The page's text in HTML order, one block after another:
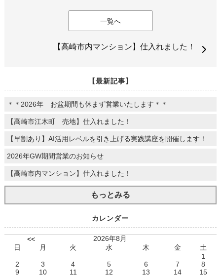
一覧へ
【高崎市内マンション】仕入れました！
【最新記事】
＊＊2026年 お盆期間も休まず営業いたします＊＊
【高崎市江木町 売地】仕入れました！
【早割あり】AI活用レベルを引き上げる実践講座を開催します！
2026年GW期間営業のお知らせ
【高崎市内マンション】仕入れました！
もっとみる
カレンダー
<<
2026年8月
日
月 火 水 木 金
土
1
2
3 4 5 6 7
8
9
10 11 12 13 14
15